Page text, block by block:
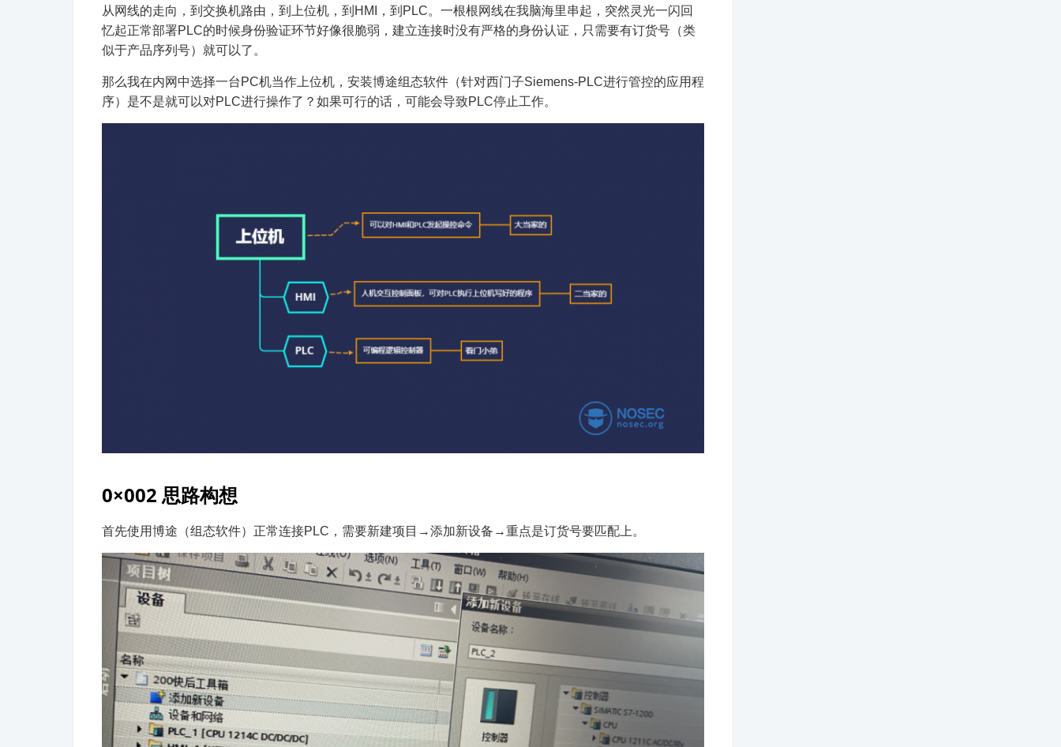
从网线的走向，到交换机路由，到上位机，到HMI，到PLC。一根根网线在我脑海里串起，突然灵光一闪回
忆起正常部署PLC的时候身份验证环节好像很脆弱，建立连接时没有严格的身份认证，只需要有订货号（类
似于产品序列号）就可以了。
那么我在内网中选择一台PC机当作上位机，安装博途组态软件（针对西门子Siemens-PLC进行管控的应用程
序）是不是就可以对PLC进行操作了？如果可行的话，可能会导致PLC停止工作。
0×002 思路构想
首先使用博途（组态软件）正常连接PLC，需要新建项目→添加新设备→重点是订货号要匹配上。